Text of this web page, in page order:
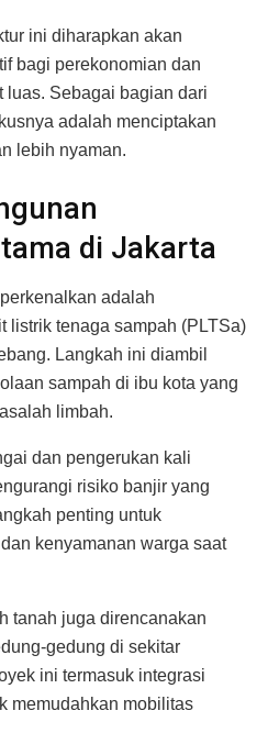
ini diharapkan akan
bagi perekonomian dan
luas. Sebagai bagian dari
adalah menciptakan
lebih nyaman.
di Jakarta
adalah
listrik tenaga sampah (PLTSa)
Langkah ini diambil
sampah di ibu kota yang
limbah.
dan pengerukan kali
risiko banjir yang
penting untuk
kenyamanan warga saat
tanah juga direncanakan
gedung di sekitar
ini termasuk integrasi
memudahkan mobilitas